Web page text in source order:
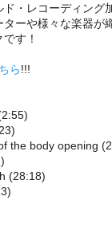
・レコーディング
ーや様々な楽器が
す！
ら!!!
the body opening
(28:18)